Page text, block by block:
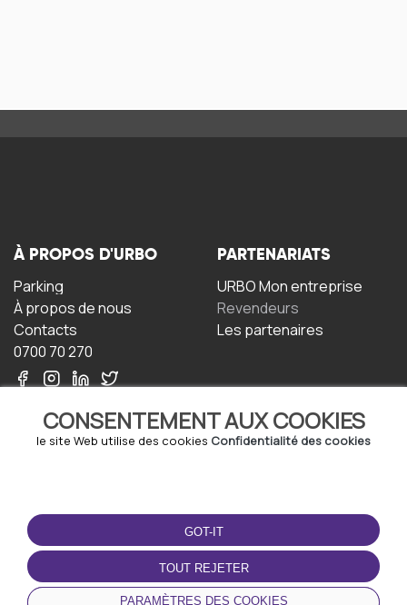
CONSENTEMENT AUX COOKIES
le site Web utilise des cookies Confidentialité des cookies
GOT-IT
TOUT REJETER
PARAMÈTRES DES COOKIES
À PROPOS D'URBO
Parking
À propos de nous
Contacts
0700 70 270
PARTENARIATS
URBO Mon entreprise
Revendeurs
Les partenaires
TERMS-OF-USE
Termes et conditions
Politique de confidentialité
Politique relative aux
cookies
TÉLÉCHARGEZ
L'APPLICATION